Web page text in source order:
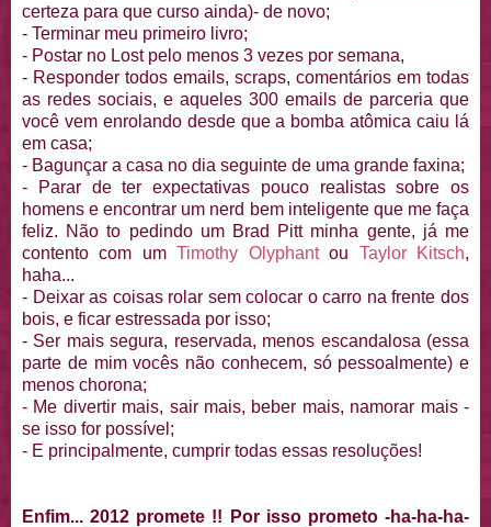
certeza para que curso ainda)- de novo;
- Terminar meu primeiro livro;
- Postar no Lost pelo menos 3 vezes por semana,
- Responder todos emails, scraps, comentários em todas
as redes sociais, e aqueles 300 emails de parceria que
você vem enrolando desde que a bomba atômica caiu lá
em casa;
- Bagunçar a casa no dia seguinte de uma grande faxina;
- Parar de ter expectativas pouco realistas sobre os
homens e encontrar um nerd bem inteligente que me faça
feliz. Não to pedindo um Brad Pitt minha gente, já me
contento com umTimothy Olyphantou Taylor Kitsch,
haha...
- Deixar as coisas rolar sem colocar o carro na frente dos
bois, e ficar estressada por isso;
- Ser mais segura, reservada, menos escandalosa (essa
parte de mim vocês não conhecem, só pessoalmente) e
menos chorona;
- Me divertir mais, sair mais, beber mais, namorar mais -
se isso for possível;
- E principalmente, cumprir todas essas resoluções!
Enfim... 2012 promete !! Por isso prometo -ha-ha-ha-